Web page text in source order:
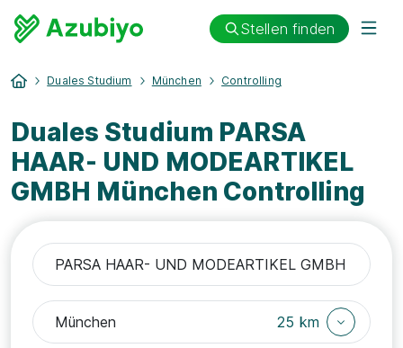
Stellen finden
Duales Studium München Controlling
Duales Studium PARSA
HAAR- UND MODEARTIKEL
GMBH München Controlling
25 km